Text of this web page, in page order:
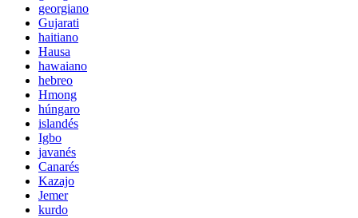
georgiano
Gujarati
haitiano
Hausa
hawaiano
hebreo
Hmong
húngaro
islandés
Igbo
javanés
Canarés
Kazajo
Jemer
kurdo